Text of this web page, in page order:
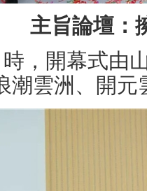
主旨論壇：
時，開幕式由
潮雲洲、開元